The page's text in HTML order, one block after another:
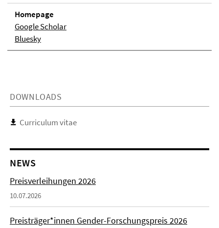
Homepage
Google Scholar
Bluesky
DOWNLOADS
Curriculum vitae
NEWS
Preisverleihungen 2026
10.07.2026
Preisträger*innen Gender-Forschungspreis 2026